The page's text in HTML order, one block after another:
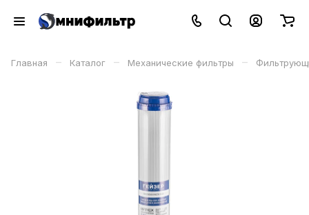
Главная – Каталог – Механические фильтры –